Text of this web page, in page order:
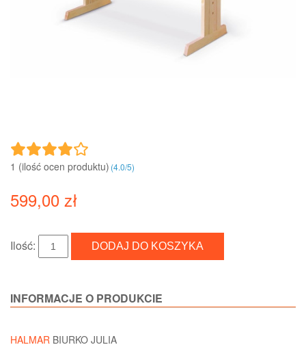
1 (ilość ocen produktu)‎(4.0/5)
599,00 zł
Ilość:
INFORMACJE O PRODUKCIE
HALMAR BIURKO JULIA